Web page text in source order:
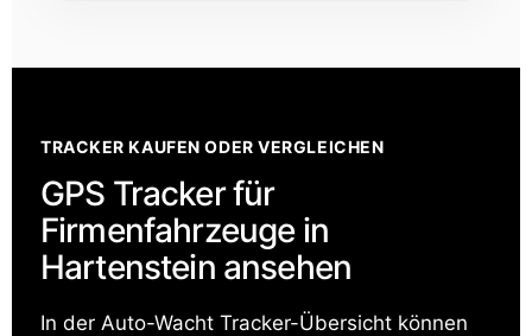
TRACKER KAUFEN ODER VERGLEICHEN
GPS Tracker für
Firmenfahrzeuge in
Hartenstein ansehen
In der Auto-Wacht Tracker-Übersicht können